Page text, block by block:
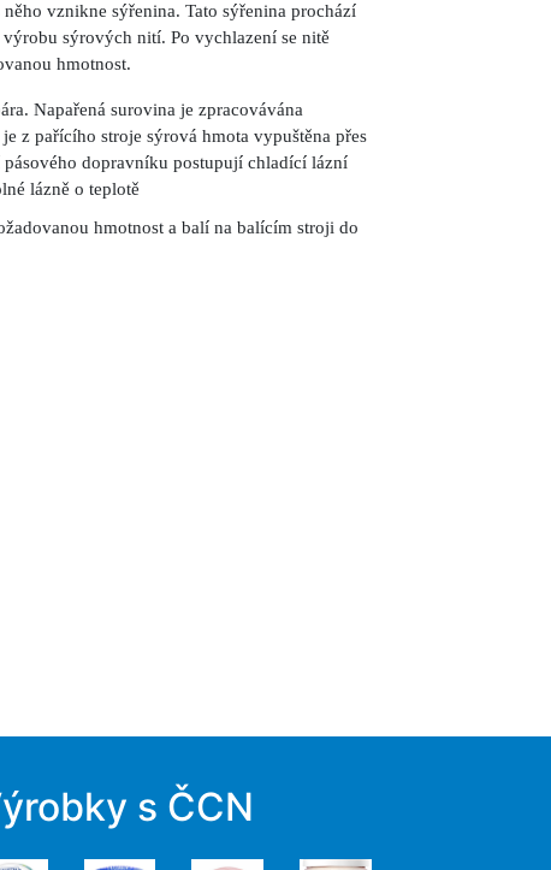
vznikne sýřenina. Tato sýřenina prochází
sýrových nití. Po vychlazení se nitě
hmotnost.
Napařená surovina je zpracovávána
z pařícího stroje sýrová hmota vypuštěna přes
dopravníku postupují chladící lázní
lázně o teplotě
hmotnost a balí na balícím stroji do
s ČCN